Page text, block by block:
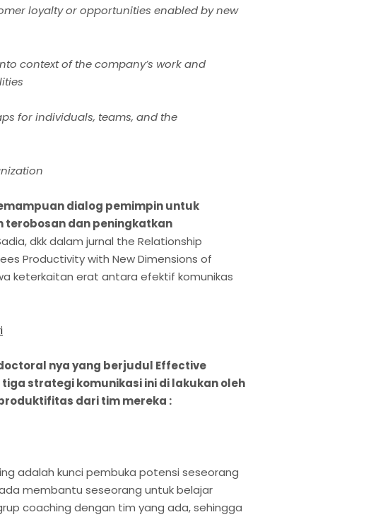
loyalty or opportunities enabled by new
context of the company’s work and
for individuals, teams, and the
dialog pemimpin untuk
terobosan dan peningkatkan
dkk dalam jurnal the Relationship
Productivity with New Dimensions of
keterkaitan erat antara efektif komunikas
nya yang berjudul Effective
strategi komunikasi ini di lakukan oleh
dari tim mereka :
adalah kunci pembuka potensi seseorang
membantu seseorang untuk belajar
coaching dengan tim yang ada, sehingga